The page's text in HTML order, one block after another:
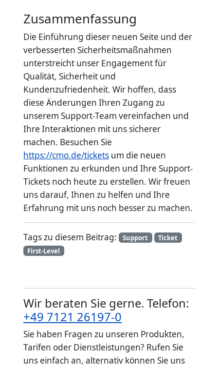
Zusammenfassung
Die Einführung dieser neuen Seite und der
verbesserten Sicherheitsmaßnahmen
unterstreicht unser Engagement für
Qualität, Sicherheit und
Kundenzufriedenheit. Wir hoffen, dass
diese Änderungen Ihren Zugang zu
unserem Support-Team vereinfachen und
Ihre Interaktionen mit uns sicherer
machen. Besuchen Sie
https://cmo.de/tickets um die neuen
Funktionen zu erkunden und Ihre Support-
Tickets noch heute zu erstellen. Wir freuen
uns darauf, Ihnen zu helfen und Ihre
Erfahrung mit uns noch besser zu machen.
Tags zu diesem Beitrag: Support
Ticket
First-Level
Wir beraten Sie gerne. Telefon:
+49 7121 26197-0
Sie haben Fragen zu unseren Produkten,
Tarifen oder Dienstleistungen? Rufen Sie
uns einfach an, alternativ können Sie uns